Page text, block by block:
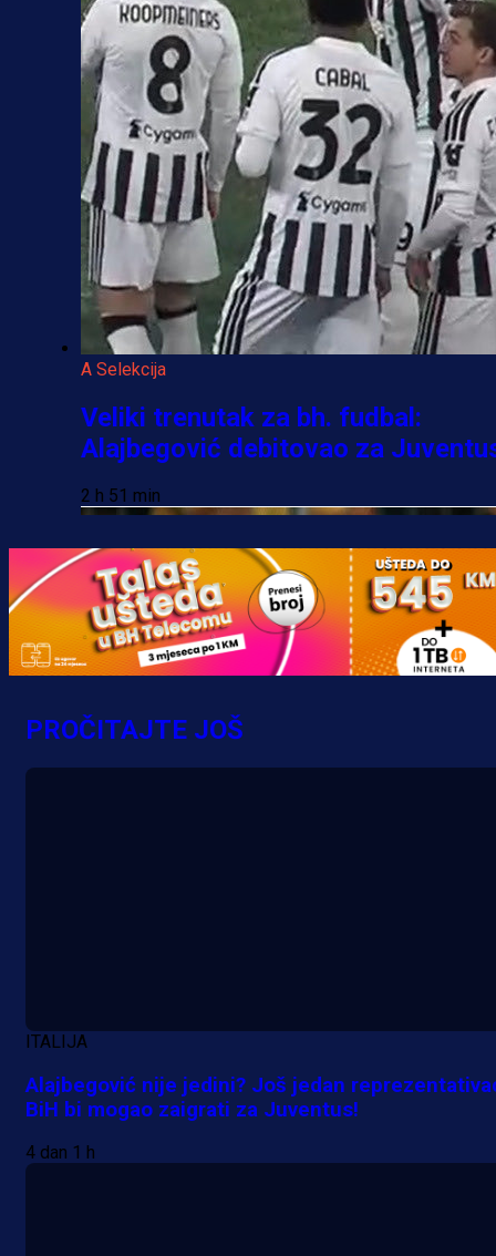
A Selekcija
Veliki trenutak za bh. fudbal:
Alajbegović debitovao za
2 h 51 min
PROČITAJTE JOŠ
ITALIJA
Alajbegović nije jedini? Još jedan
BiH bi mogao zaigrati za Juventus!
4 dan 1 h